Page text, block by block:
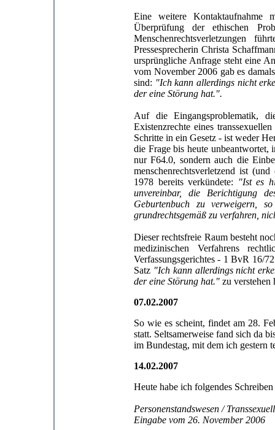
Eine weitere Kontaktaufnahme
Überprüfung der ethischen
Menschenrechtsverletzungen
Pressesprecherin Christa
ursprüngliche Anfrage steht eine
vom November 2006 gab es
sind: "Ich kann allerdings nicht
der eine Störung hat.".
Auf die Eingangsproblematik,
Existenzrechte eines
Schritte in ein Gesetz - ist weder
die Frage bis heute
nur F64.0, sondern auch die
menschenrechtsverletzend ist
1978 bereits verkündete:
"Ist es
unvereinbar, die Berichtigung
Geburtenbuch zu verweigern,
grundrechtsgemäß zu verfahren,
Dieser rechtsfreie Raum besteht
medizinischen Verfahrens
Verfassungsgerichtes - 1 BvR 16/
Satz "Ich kann allerdings nicht
der eine Störung hat." zu
07.02.2007
So wie es scheint, findet am 28.
statt. Seltsamerweise fand sich da
im Bundestag, mit dem ich gestern
14.02.2007
Heute habe ich folgendes
Personenstandswesen /
Eingabe vom 26. November 2006